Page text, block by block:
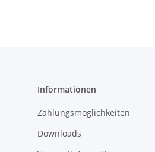
Informationen
Zahlungsmöglichkeiten
Downloads